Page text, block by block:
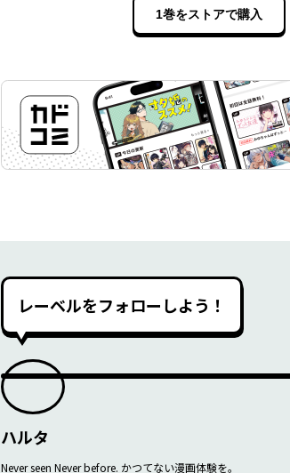
1巻をストアで購入
レーベルをフォローしよう！
ハルタ
Never seen Never before. かつてない漫画体験を。